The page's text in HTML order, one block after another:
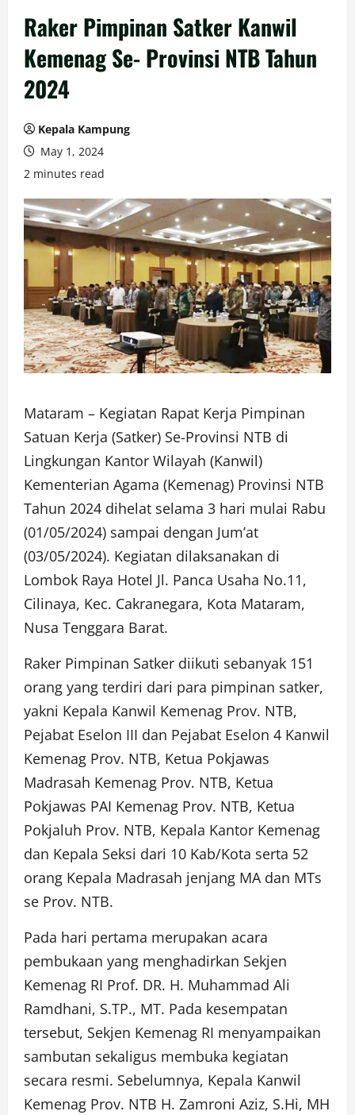
Raker Pimpinan Satker Kanwil
Kemenag Se- Provinsi NTB Tahun
2024
Kepala Kampung
May 1, 2024
2 minutes read
Mataram – Kegiatan Rapat Kerja Pimpinan
Satuan Kerja (Satker) Se-Provinsi NTB di
Lingkungan Kantor Wilayah (Kanwil)
Kementerian Agama (Kemenag) Provinsi NTB
Tahun 2024 dihelat selama 3 hari mulai Rabu
(01/05/2024) sampai dengan Jum’at
(03/05/2024). Kegiatan dilaksanakan di
Lombok Raya Hotel Jl. Panca Usaha No.11,
Cilinaya, Kec. Cakranegara, Kota Mataram,
Nusa Tenggara Barat.
Raker Pimpinan Satker diikuti sebanyak 151
orang yang terdiri dari para pimpinan satker,
yakni Kepala Kanwil Kemenag Prov. NTB,
Pejabat Eselon III dan Pejabat Eselon 4 Kanwil
Kemenag Prov. NTB, Ketua Pokjawas
Madrasah Kemenag Prov. NTB, Ketua
Pokjawas PAI Kemenag Prov. NTB, Ketua
Pokjaluh Prov. NTB, Kepala Kantor Kemenag
dan Kepala Seksi dari 10 Kab/Kota serta 52
orang Kepala Madrasah jenjang MA dan MTs
se Prov. NTB.
Pada hari pertama merupakan acara
pembukaan yang menghadirkan Sekjen
Kemenag RI Prof. DR. H. Muhammad Ali
Ramdhani, S.TP., MT. Pada kesempatan
tersebut, Sekjen Kemenag RI menyampaikan
sambutan sekaligus membuka kegiatan
secara resmi. Sebelumnya, Kepala Kanwil
Kemenag Prov. NTB H. Zamroni Aziz, S.Hi, MH